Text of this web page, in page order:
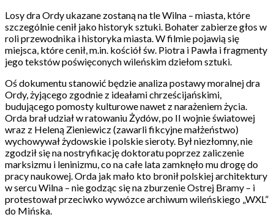
Losy dra Ordy ukazane zostaną na tle Wilna – miasta, które
szczególnie cenił jako historyk sztuki. Bohater zabierze głos w
roli przewodnika i historyka miasta. W filmie pojawią się
miejsca, które cenił, m.in. kościół św. Piotra i Pawła i fragmenty
jego tekstów poświęconych wileńskim dziełom sztuki.
Oś dokumentu stanowić będzie analiza postawy moralnej dra
Ordy, żyjącego zgodnie z ideałami chrześcijańskimi,
budującego pomosty kulturowe nawet z narażeniem życia.
Orda brał udział w ratowaniu Żydów, po II wojnie światowej
wraz z Heleną Zieniewicz (zawarli fikcyjne małżeństwo)
wychowywał żydowskie i polskie sieroty. Był niezłomny, nie
zgodził się na nostryfikację doktoratu poprzez zaliczenie
marksizmu i leninizmu, co na całe lata zamknęło mu drogę do
pracy naukowej. Orda jak mało kto bronił polskiej architektury
w sercu Wilna – nie godząc się na zburzenie Ostrej Bramy – i
protestował przeciwko wywózce archiwum wileńskiego „WXL”
do Mińska.